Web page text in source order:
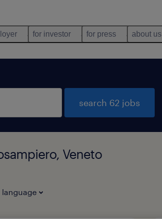
for investor for press about us
search 62 jobs
Veneto
language